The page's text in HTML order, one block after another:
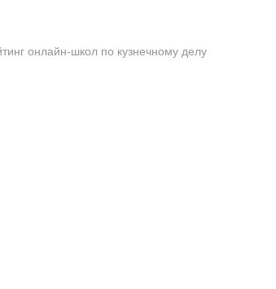
онлайн-школ по кузнечному делу